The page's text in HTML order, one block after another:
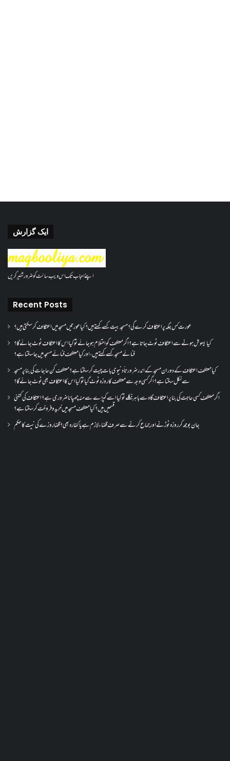
ایک گزارش
اپنے احباب تک اس ویب سائٹ کو ضرور شئیر کریں
Recent Posts
عورت کس جگہ پر اعتکاف کرے گی؟مسجد بیت کسے کہتے ہیں؟کیا عورتیں مسجد میں اعتکاف کر سکتی ہیں؟
کیا بیہوش ہونے سے اعتکاف ٹوٹ جاتا ہے؟ اگر معتکف کو احتلام ہو جائے تو کیا اس کا اعتکاف ٹوٹ جائے گا؟
فنائے مسجد کسے کہتے ہیں ، اور کیا معتکف فنائے مسجد میں جا سکتا ہے؟
کیا معتکف اعتکاف کے دوران مسجد کے اندر ضرورتاً دنیوی بات چیت کر سکتا ہے؟معتکف کن حاجات کی بنا پر مسجد
سے نکل سکتا ہے؟ اگر کسی وجہ سے معتکف کا روزہ ٹوٹ گیا تو کیا اس کا اعتکاف بھی ٹوٹ جائے گا؟
اگر معتکف کسی حاجت کی بنا پر اعتکاف گاہ سے باہر نکلے تو کیا اسے کپڑے سے منہ چھپانا ضروری ہے؟اعتکاف کی کتنی
قسمیں ہیں؟کیا معتکف مسجد میں خرید و فروخت کر سکتا ہے؟
جان بوجھ کر روزہ ٹوڑنے اور جماع کرنے سے صرف قضاء لازم ہے یا کفارہ بھی؟ قضا روزے کی نیت کا حکم